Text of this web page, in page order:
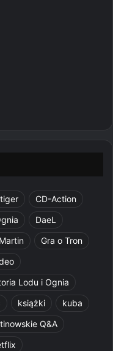
CD-Action
DaeL
Gra o Tron
Lodu i Ognia
książki
kuba
Q&A